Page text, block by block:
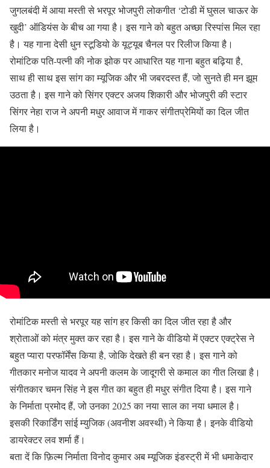
जुगलबंदी में आया मस्ती से भरपूर भोजपुरी लोकगीत ‘टोडी में घुसल चाऊर के
खुदी’ ऑडियंस के बीच आ गया है। इस गाने को बहुत अच्छा रिस्पांस मिल रहा
है। यह गाना देसी धुन स्टूडियो के यूट्यूब चैनल पर रिलीज किया है।
रोमांटिक पति-पत्नी की नोक झोक पर आधारित यह गाना बहुत बढ़िया है,
साथ ही साथ इस सांग का म्यूजिक और भी जबरदस्त हैं, जो सुनते ही मन झूम
उठता है। इस गाने को सिंगर एक्टर अजय शिकारी और भोजपुरी की स्टार
सिंगर नेहा राज ने अपनी मधुर आवाज में गाकर संगीतप्रेमियों का दिल जीत
लिया है।
रोमांटिक मस्ती से भरपूर यह सांग हर किसी का दिल जीत रहा है और
श्रोताओं को मंत्र मुक्त कर रहा है। इस गाने के वीडियो में एक्टर एक्ट्रेस ने
बहुत प्यारा परफॉर्मेंस किया है, जोकि देखते ही बन रहा है। इस गाने को
गीतकार मनोज यादव ने अपनी कलम के जादूगरी से कमाल का गीत लिखा है।
संगीतकार चमन सिंह ने इस गीत का बहुत ही मधुर संगीत दिया है। इस गाने
के निर्माता प्रमोद हैं, जो उनका 2025 का नया साल का नया धमाल है।
इसकी रिकार्डिंग सांई म्युजिक (अवनीश अवस्थी) ने किया है। इनके वीडियो
डायरेक्टर लव शर्मा हैं।
बता दें कि फ़िल्म निर्माता विनोद कुमार अब म्यूजिक इंडस्ट्री में भी धमाकेदार